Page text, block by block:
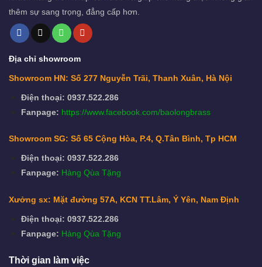
thêm sự sang trọng, đẳng cấp hơn.
Địa chỉ showroom
Showroom HN: Số 277 Nguyễn Trãi, Thanh Xuân, Hà Nội
Điện thoại: 0937.522.286
Fanpage: https://www.facebook.com/baolongbrass
Showroom SG: Số 65 Cộng Hòa, P.4, Q.Tân Bình, Tp HCM
Điện thoại: 0937.522.286
Fanpage: Hàng Qùa Tặng
Xưởng sx: Mặt đường 57A, KCN TT.Lâm, Ý Yên, Nam Định
Điện thoại: 0937.522.286
Fanpage: Hàng Qùa Tặng
Thời gian làm việc